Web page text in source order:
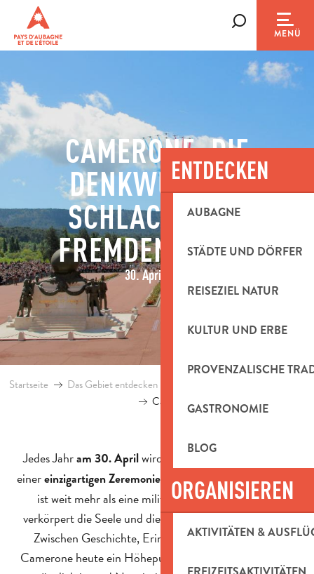
contenu
MENÜ
ENTDECKEN
AUBAGNE
STÄDTE UND DÖRFER
REISEZIEL NATUR
KULTUR UND ERBE
PROVENZALISCHE
GASTRONOMIE
BLOG
ORGANISIEREN
AKTIVITÄTEN &
CAMERONE, DIE
DENKWÜRDIGE
SCHLACHT DER
FREMDENLEGION
30. April 1863
Startseite Das Gebiet entdecken
Camerone
Jedes Jahram 30. Aprilwird Aubagne zum Schauplatz
einereinzigartigen Zeremonie: Camerone . Dieses Ereignis
ist weit mehr als eine militärische Gedenkfeier, es
verkörpert die Seele und die Werte der Fremdenlegion.
Zwischen Geschichte, Erinnerung und Tradition ist
Camerone heute ein Höhepunkt, der der Öffentlichkeit